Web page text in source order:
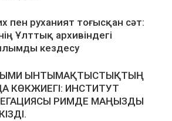
пен руханият тоғысқан сәт:
Ұлттық архивіндегі
кездесу
ЫНТЫМАҚТЫСТЫҚТЫҢ
КӨКЖИЕГІ: ИНСТИТУТ
РИМДЕ МАҢЫЗДЫ